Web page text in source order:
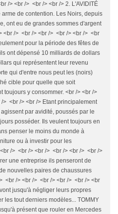
/> <br /> <br /> <br /> 2. L'AVIDITÉ
de contention. Les Noirs, depuis
ont eu de grandes sommes d'argent
<br /> <br /> <br /> <br /> <br /> <br
pour la période des fêtes de
ont dépensé 10 milliards de dollars
qui représentent leur revenu
qui d'entre nous peut les (noirs)
cible pour quelle que soit
toujours y consommer. <br /> <br />
> <br /> <br /> Etant principalement
par avidité, poussés par le
posséder. Ils veulent toujours en
penser le moins du monde à
ou à investir pour les
/> <br /> <br /> <br /> <br /> <br />
une entreprise ils penseront de
nouvelles paires de chaussures
<br /> <br /> <br /> <br /> <br /> <br
jusqu'à négliger leurs propres
les tout derniers modèles... TOMMY
présent que rouler en Mercedes